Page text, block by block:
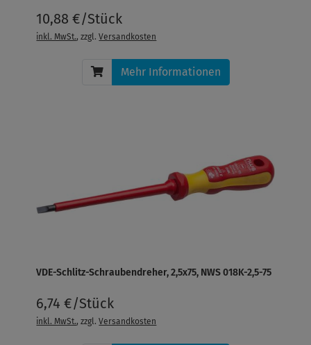
10,88 €/Stück
inkl. MwSt., zzgl.Versandkosten
Mehr Informationen
VDE-Schlitz-Schraubendreher, 2,5x75, NWS 018K-2,5-75
6,74 €/Stück
inkl. MwSt., zzgl.Versandkosten